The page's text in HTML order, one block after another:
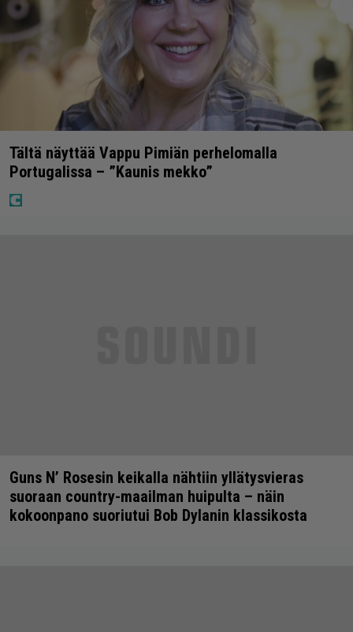
Tältä näyttää Vappu Pimiän perhelomalla
Portugalissa – ”Kaunis mekko”
Guns N’ Rosesin keikalla nähtiin yllätysvieras
suoraan country-maailman huipulta – näin
kokoonpano suoriutui Bob Dylanin klassikosta